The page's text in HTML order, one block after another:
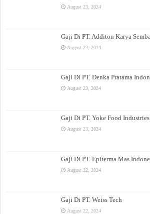
August 23, 2024
Gaji Di PT. Additon Karya
August 23, 2024
Gaji Di PT. Denka Pratama
August 23, 2024
Gaji Di PT. Yoke Food
August 23, 2024
Gaji Di PT. Epiterma Mas
August 22, 2024
Gaji Di PT. Weiss Tech
August 22, 2024